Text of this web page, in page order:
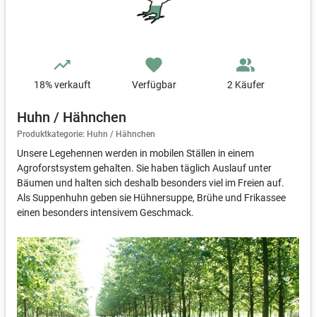
trending_up
18% verkauft
favorite
Verfügbar
people_alt
2 Käufer
Huhn / Hähnchen
Produktkategorie: Huhn / Hähnchen
Unsere Legehennen werden in mobilen Ställen in einem
Agroforstsystem gehalten. Sie haben täglich Auslauf unter
Bäumen und halten sich deshalb besonders viel im Freien auf.
Als Suppenhuhn geben sie Hühnersuppe, Brühe und Frikassee
einen besonders intensivem Geschmack.